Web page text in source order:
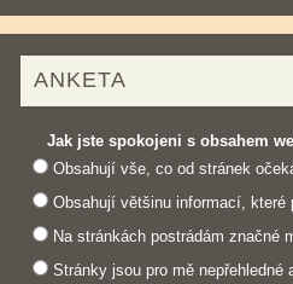
ANKETA
Jak jste spokojeni s obsahem
Obsahují vše, co od stránek
Obsahují většinu informací, které
Na stránkách postrádám značné
Stránky jsou pro mě nepřehledné